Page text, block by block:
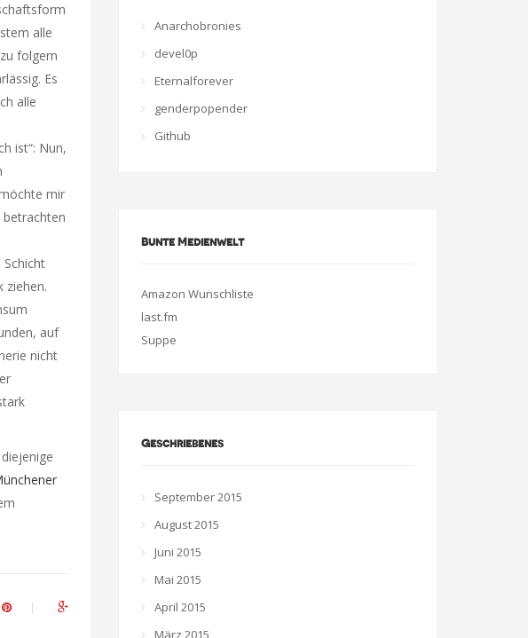
alle
folgern
Es
alle
ist“: Nun,
mir
ziehen.
auf
nicht
Anarchobronies
devel0p
Eternalforever
genderpopender
Github
Bunte Medienwelt
Amazon Wunschliste
last.fm
Suppe
Geschriebenes
September 2015
August 2015
Juni 2015
Mai 2015
April 2015
März 2015